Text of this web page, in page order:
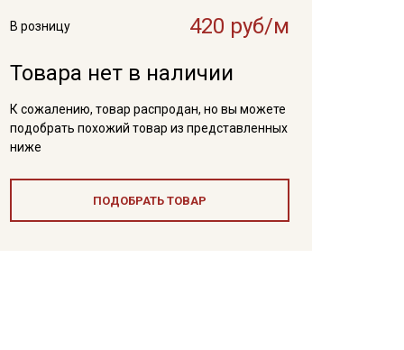
В розницу
420 руб/м
Товара нет в наличии
К сожалению, товар распродан, но вы можете
подобрать похожий товар из представленных
ниже
ПОДОБРАТЬ ТОВАР